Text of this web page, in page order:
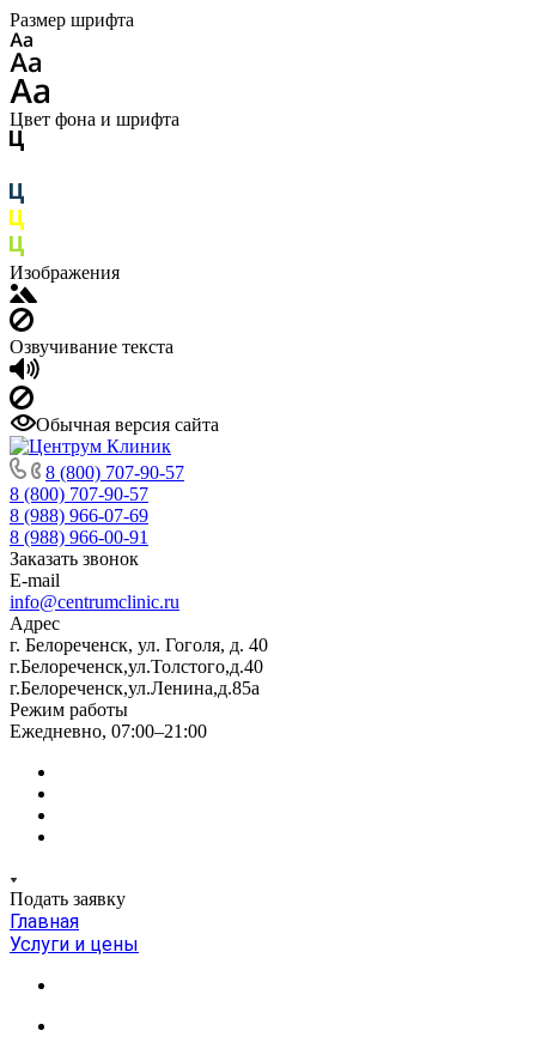
Размер шрифта
Цвет фона и шрифта
Изображения
Озвучивание текста
Обычная версия сайта
8 (800) 707-90-57
8 (800) 707-90-57
8 (988) 966-07-69
8 (988) 966-00-91
Заказать звонок
E-mail
info@centrumclinic.ru
Адрес
г. Белореченск, ул. Гоголя, д. 40
г.Белореченск,ул.Толстого,д.40
г.Белореченск,ул.Ленина,д.85а
Режим работы
Ежедневно, 07:00–21:00
Подать заявку
Главная
Услуги и цены